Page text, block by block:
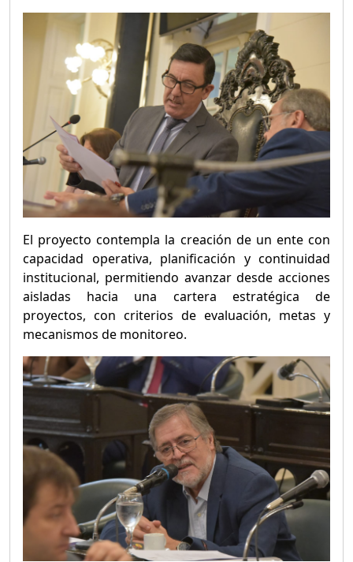
El proyecto contempla la creación de un ente con
capacidad operativa, planificación y continuidad
institucional, permitiendo avanzar desde acciones
aisladas hacia una cartera estratégica de
proyectos, con criterios de evaluación, metas y
mecanismos de monitoreo.